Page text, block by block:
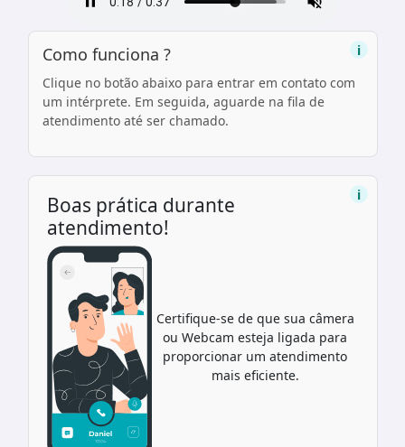
Como funciona ?
Clique no botão abaixo para entrar em contato com
um intérprete. Em seguida, aguarde na fila de
atendimento até ser chamado.
i
Boas prática durante
atendimento!
i
Certifique-se de que sua câmera
ou Webcam esteja ligada para
proporcionar um atendimento
mais eficiente.